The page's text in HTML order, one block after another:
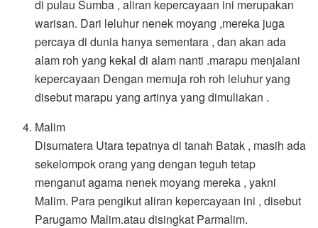
di pulau Sumba , aliran kepercayaan ini merupakan
warisan. Dari leluhur nenek moyang ,mereka juga
percaya di dunia hanya sementara , dan akan ada
alam roh yang kekal di alam nanti .marapu menjalani
kepercayaan Dengan memuja roh roh leluhur yang
disebut marapu yang artinya yang dimuliakan .
Malim
Disumatera Utara tepatnya di tanah Batak , masih ada
sekelompok orang yang dengan teguh tetap
menganut agama nenek moyang mereka , yakni
Malim. Para pengikut aliran kepercayaan ini , disebut
Parugamo Malim.atau disingkat Parmalim.